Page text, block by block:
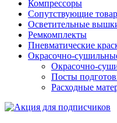
Компрессоры
Сопутствующие
Осветительные
Ремкомплекты
Пневматические
Окрасочно-
Окрасочно-
Посты
Расходные